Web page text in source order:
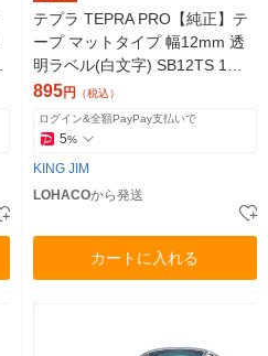
テプラ TEPRA PRO【純正】テ
ープ マットタイプ 幅12mm 透
明ラベル(白文字) SB12TS 1個
キングジム
895円 （税込）
ログイン&全額PayPay支払いで
5%
KING JIM
LOHACOから発送
カートに入れる